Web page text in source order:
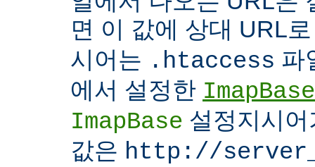
면 이 값에 상대 URL
시어는 .htaccess 파
에서 설정한 ImapBase
ImapBase 설정지시
값은 http://